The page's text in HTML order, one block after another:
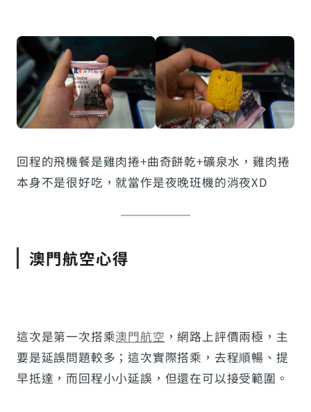
回程的飛機餐是雞肉捲+曲奇餅乾+礦泉水，雞肉捲
本身不是很好吃，就當作是夜晚班機的消夜XD
澳門航空心得
這次是第一次搭乘澳門航空 ，網路上評價兩極，主
要是延誤問題較多；這次實際搭乘，去程順暢、提
早抵達，而回程小小延誤，但還在可以接受範圍。